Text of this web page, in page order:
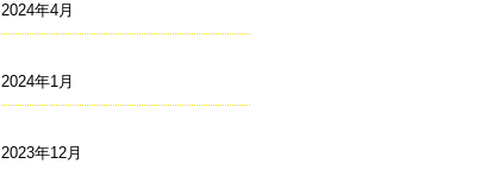
2024年4月
2024年1月
2023年12月